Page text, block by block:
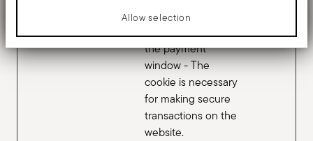
Allow selection
k_version
This cookie is used
in conjunction with
the payment
window - The
cookie is necessary
for making secure
transactions on the
website.
nt